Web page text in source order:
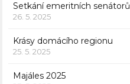
Setkání emeritních senátorů
26. 5. 2025
Krásy domácího regionu
25. 5. 2025
Majáles 2025